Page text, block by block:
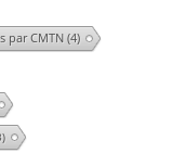
par CMTN(4)